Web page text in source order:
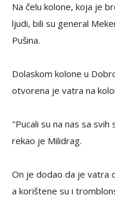
Na čelu kolone, koja je
ljudi, bili su general
Pušina.
Dolaskom kolone u
otvorena je vatra na
"Pucali su na nas sa
rekao je Milidrag.
On je dodao da je vatra
a korištene su i